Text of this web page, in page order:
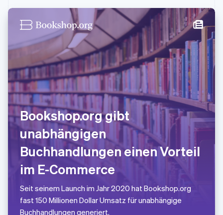
Bookshop.org gibt
unabhängigen
Buchhandlungen einen Vorteil
im E-Commerce
Seit seinem Launch im Jahr 2020 hat Bookshop.org
fast 150 Millionen Dollar Umsatz für unabhängige
Buchhandlungen generiert.
English
Luxemburg
Français DeutschEnglish
Malaysia
English简体中文
Malta
English
Mexiko
EspañolEnglish
Neuseeland
English
Niederlande
NederlandsEnglish
Norwegen
English
DeutschEnglish
Polen
English